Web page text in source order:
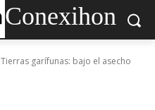
Conexihon
Tierras garífunas: bajo el asecho